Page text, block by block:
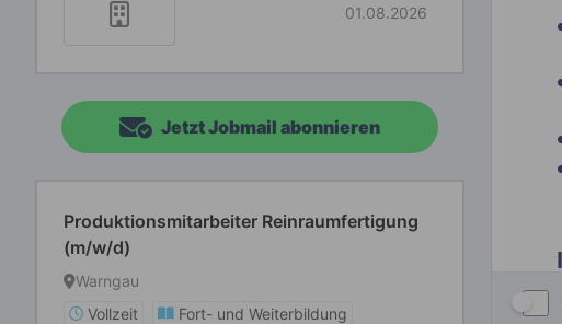
01.08.2026
Jetzt Jobmail abonnieren
Produktionsmitarbeiter Reinraumfertigung
(m/w/d)
Warngau
Vollzeit
Fort- und Weiterbildung